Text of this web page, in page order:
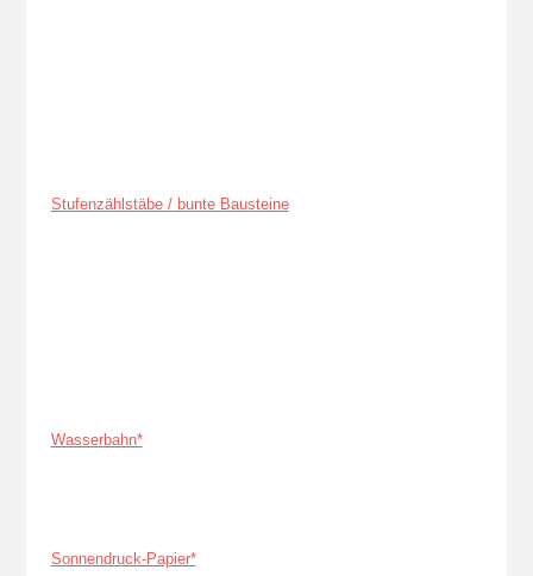
Stufenzählstäbe / bunte Bausteine
Wasserbahn*
Sonnendruck-Papier*